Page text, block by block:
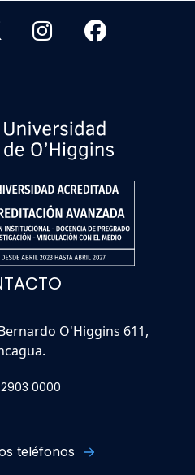
O'Higgins 611,
0000
teléfonos